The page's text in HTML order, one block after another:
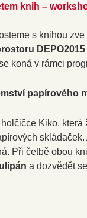
knih –
s knihou zve
koná v rámci
papírového
Kiko, která
Při četbě obou
a dozvědět